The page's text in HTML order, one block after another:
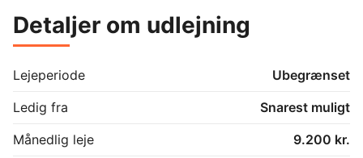
Detaljer om udlejning
Lejeperiode
Ubegrænset
Ledig fra
Snarest muligt
Månedlig leje
9.200 kr.